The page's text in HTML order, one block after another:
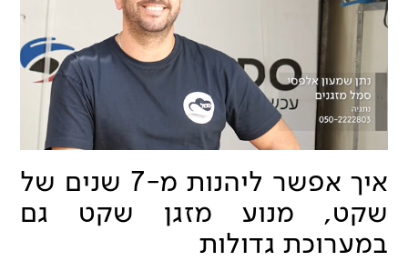
איך אפשר ליהנות מ-7 שנים של
שקט, מנוע מזגן שקט גם
במערוכת גדולות